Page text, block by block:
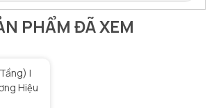
PHẨM ĐÃ XEM